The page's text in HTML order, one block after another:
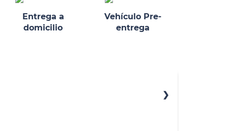
Entrega a
domicilio
Vehículo Pre-
entrega